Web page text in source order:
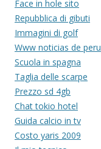
Face in hole sito
Repubblica di gibuti
Immagini di golf
Www noticias de peru
Scuola in spagna
Taglia delle scarpe
Prezzo sd 4gb
Chat tokio hotel
Guida calcio in tv
Costo yaris 2009